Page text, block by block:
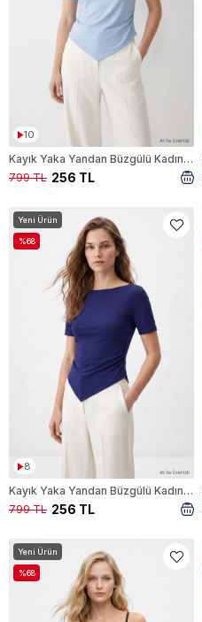
10
Kayık Yaka Yandan Büzgülü Kadın Bluz 0459 Mavi
256 TL
799 TL
8
Kayık Yaka Yandan Büzgülü Kadın Bluz 0459 Laci
256 TL
799 TL
Yeni Ürün
%68
Yeni Ürün
%68